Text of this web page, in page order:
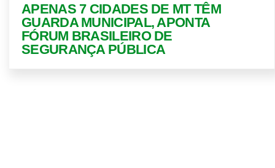
APENAS 7 CIDADES DE MT TÊM
GUARDA MUNICIPAL, APONTA
FÓRUM BRASILEIRO DE
SEGURANÇA PÚBLICA